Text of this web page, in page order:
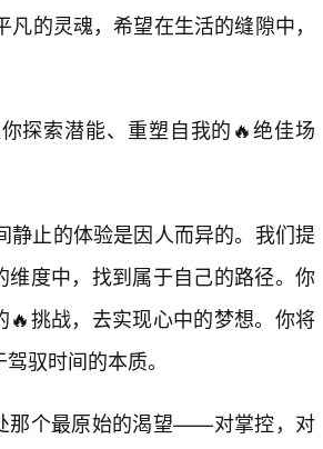
的灵魂，希望在生活的缝隙中，
探索潜能、重塑自我的🔥绝佳场
止的体验是因人而异的。我们提
维度中，找到属于自己的路径。你
🔥挑战，去实现心中的梦想。你将
驭时间的本质。
那个最原始的渴望——对掌控，对